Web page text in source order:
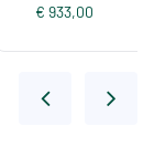
€ 933,00